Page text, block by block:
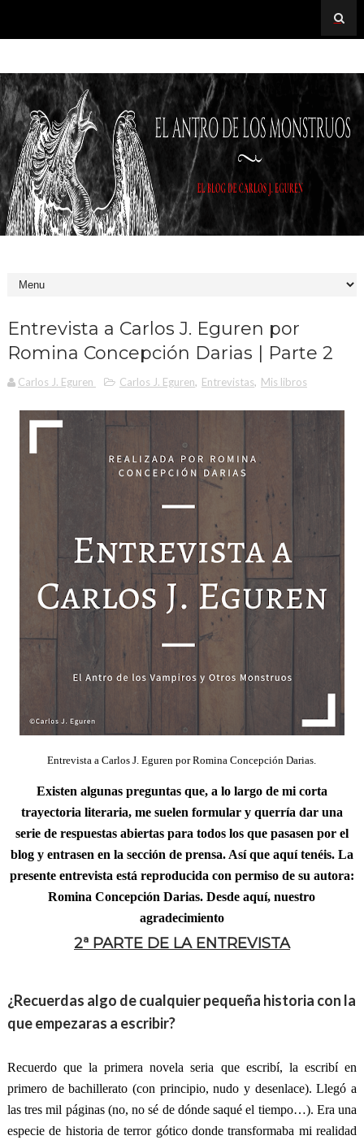
Entrevista a Carlos J. Eguren por
Romina Concepción Darias | Parte 2
Carlos J. Eguren Carlos J. Eguren, Entrevistas, Mis libros
Entrevista a Carlos J. Eguren por Romina Concepción Darias.
Existen algunas preguntas que, a lo largo de mi corta
trayectoria literaria, me suelen formular y querría dar una
serie de respuestas abiertas para todos los que pasasen por el
blog y entrasen en la sección de prensa. Así que aquí tenéis. La
presente entrevista está reproducida con permiso de su autora:
Romina Concepción Darias. Desde aquí, nuestro
agradecimiento
2ª PARTE DE LA ENTREVISTA
¿Recuerdas algo de cualquier pequeña historia con la
que empezaras a escribir?
Recuerdo que la primera novela seria que escribí, la escribí en
primero de bachillerato (con principio, nudo y desenlace). Llegó a
las tres mil páginas (no, no sé de dónde saqué el tiempo…). Era una
especie de historia de terror gótico donde transformaba mi realidad